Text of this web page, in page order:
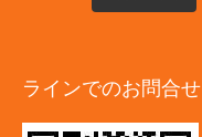
ラインでのお問合せ